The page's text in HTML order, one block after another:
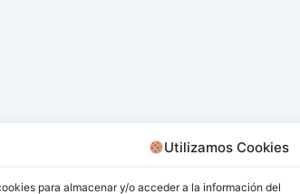
Utilizamos Cookies
para almacenar y/o acceder a la información del